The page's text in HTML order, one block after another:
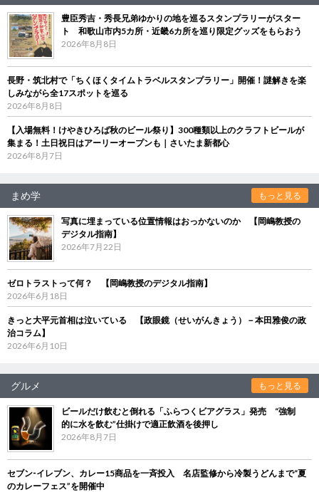
豊臣秀吉・秀長兄弟ゆかりの地を巡るスタンプラリーがスター
ト 和歌山市内5カ所・近畿6カ所を巡り限定グッズをもらおう
2026年8月8日
長野・筑北村で「ちくほくタイムトラベルスタンプラリー」開催！謎解きを楽
しみながら全17スポットを巡る
2026年8月8日
【入場無料！けやきひろば秋のビール祭り】300種類以上のクラフトビールが
集まる！土日祝日はアーリーオープンも｜さいたま新都心
2026年8月7日
まめ学 もっと見る
写真に埋まっている位置情報はおっかないのか 【岡嶋教授の
デジタル指南】
2026年7月22日
ゼロトラストって何？ 【岡嶋教授のデジタル指南】
2026年6月18日
きっと大平元首相は泣いている 【政眼鏡（せいがんきょう）－本田雅俊の政
治コラム】
2026年6月10日
グルメ もっと見る
ビールだけ飲むと倒れる「ふらつくビアグラス」発売 “強制
的に水を飲む”仕掛けで適正飲酒を後押し
2026年8月7日
セブン‐イレブン、カレー15商品を一斉投入 名店監修から冷製うどんまで“夏
のカレーフェス”を開催中